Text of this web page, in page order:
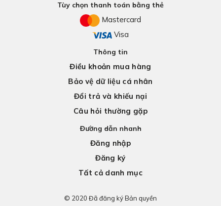
Thông tin
Điều khoản mua hàng
Bảo vệ dữ liệu cá nhân
Đổi trả và khiếu nại
Câu hỏi thường gặp
Đường dẫn nhanh
Đăng nhập
Đăng ký
Tất cả danh mục
Tùy chọn thanh toán bằng thẻ
Mastercard
Visa
© 2020 Đã đăng ký Bản quyền